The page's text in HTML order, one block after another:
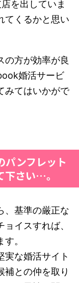
を出していま
てくるかと思い
の方が効率が良
婚活サービ
みてはいかがで
パンフレット
下さい…。
、基準の厳正な
イスすれば、
。
実な婚活サイト
補との仲を取り